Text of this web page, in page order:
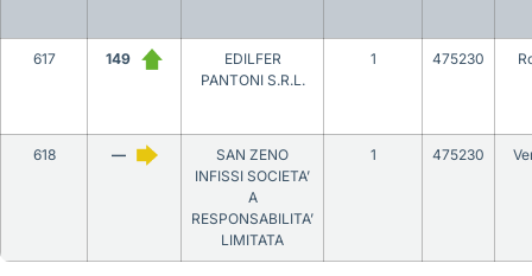
617 149
EDILFER
PANTONI S.R.L.
1 475230
618 —
SAN ZENO
INFISSI SOCIETA’
A
RESPONSABILITA’
LIMITATA
1 475230